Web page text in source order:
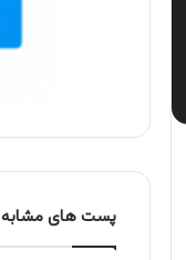
پست های مشابه